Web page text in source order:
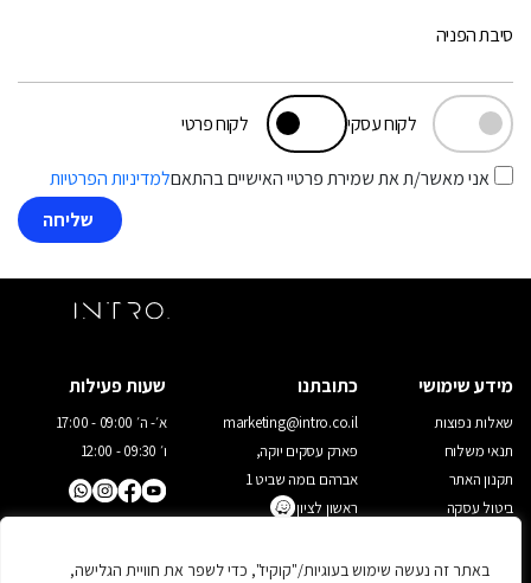
באתר זה נעשה שימוש בעוגיות/"קוקיז", כדי לשפר את חוויית הגלישה,
לקוח עסקי לקוח פרטי
סיבת הפניה
אני מאשר/ת את שמירת פרטיי האישיים בהתאםלמדיניות הפרטיות
מידע שימושי
שאלות נפוצות
תנאי משלוח
תקנון האתר
ביטול עסקה
שעות פעילות
א׳- ה׳ 09:00 - 17:00
ו׳ 09:30 - 12:00
כתובתנו
marketing@intro.co.il
פארק עסקים יוקה,
אברהם בומה שביט 1
ראשון לציון